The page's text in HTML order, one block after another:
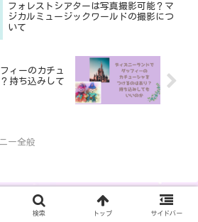
フォレストシアターは写真撮影可能？マ
ジカルミュージックワールドの撮影につ
いて
ィーのカチュ
持ち込みして
ー全般
検索 トップ サイドバー